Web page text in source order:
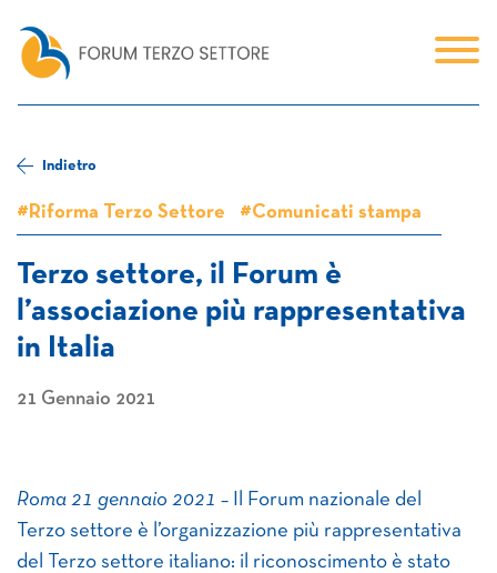
Indietro
#Riforma Terzo Settore #Comunicati stampa
Terzo settore, il Forum è
l’associazione più rappresentativa
in Italia
21 Gennaio 2021
Roma 21 gennaio 2021 –
Il Forum nazionale del
Terzo settore è l’organizzazione più rappresentativa
del Terzo settore italiano: il riconoscimento è stato